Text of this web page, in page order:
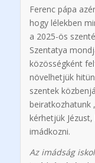
Ferenc pápa
hogy lélekben
a 2025-ös
Szentatya
közösségként
növelhetjük
szentek
beiratkozhatunk
kérhetjük
imádkozni.
Az imádság